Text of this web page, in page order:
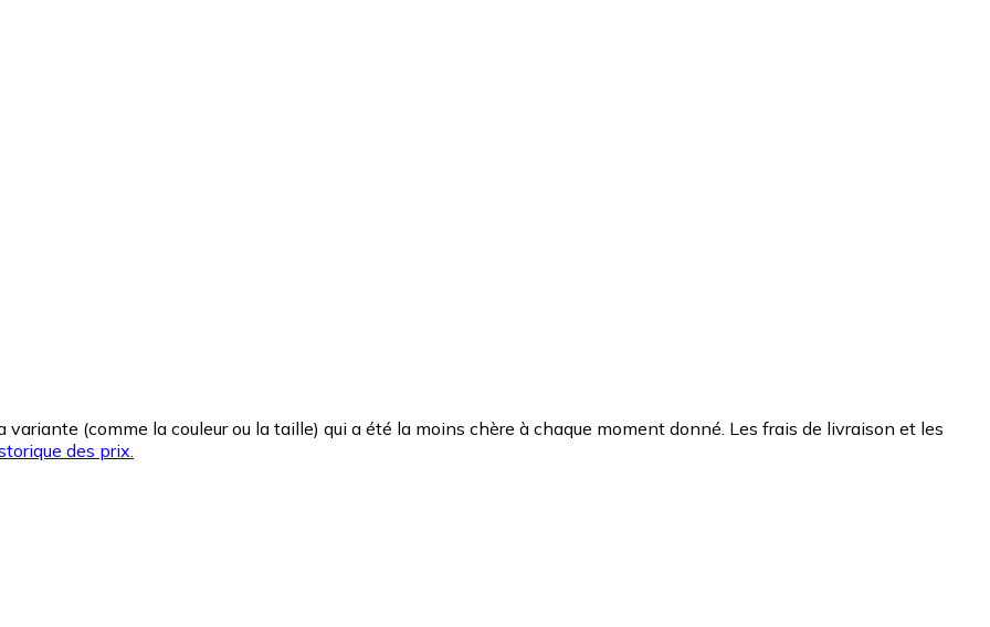
(comme la couleur ou la taille) qui a été la moins chère à chaque moment donné. Les frais de livraison et les
des prix.